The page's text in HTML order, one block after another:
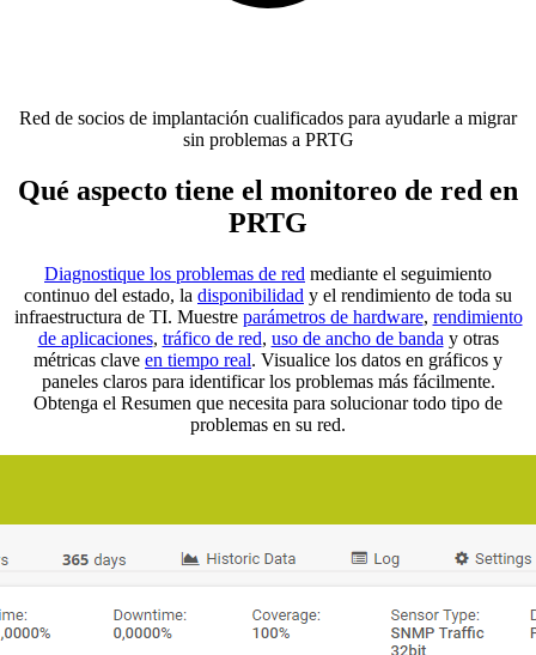
Red de socios de implantación cualificados para ayudarle a migrar
sin problemas a PRTG
Qué aspecto tiene el monitoreo de red en
PRTG
Diagnostique los problemas de red mediante el seguimiento
continuo del estado, la disponibilidad y el rendimiento de toda su
infraestructura de TI. Muestre parámetros de hardware, rendimiento
de aplicaciones, tráfico de red, uso de ancho de banda y otras
métricas clave en tiempo real. Visualice los datos en gráficos y
paneles claros para identificar los problemas más fácilmente.
Obtenga el Resumen que necesita para solucionar todo tipo de
problemas en su red.